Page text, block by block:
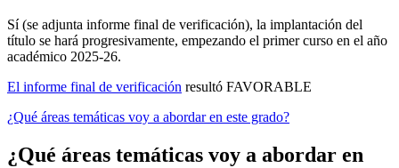
Sí (se adjunta informe final de verificación), la implantación del
título se hará progresivamente, empezando el primer curso en el año
académico 2025-26.
El informe final de verificación resultó FAVORABLE
¿Qué áreas temáticas voy a abordar en este grado?
¿Qué áreas temáticas voy a abordar en